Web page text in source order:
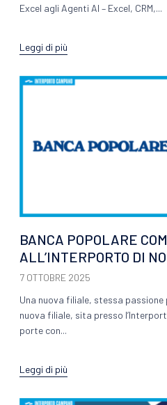
Excel agli Agenti AI – Excel, CRM,...
Leggi di più
BANCA POPOLARE
ALL’INTERPORTO DI
7 OTTOBRE 2025
Una nuova filiale, stessa
nuova filiale, sita presso
porte con...
Leggi di più